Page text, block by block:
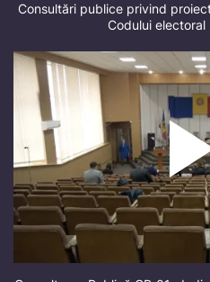
Consultări publice privind
Codului